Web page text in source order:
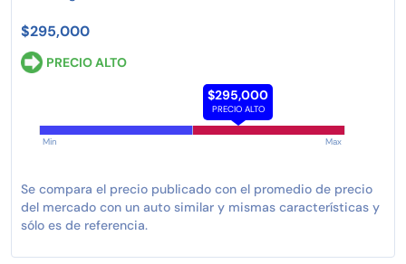
$295,000
PRECIO ALTO
$295,000
PRECIO ALTO
Min Max
Se compara el precio publicado con el promedio de precio
del mercado con un auto similar y mismas características y
sólo es de referencia.